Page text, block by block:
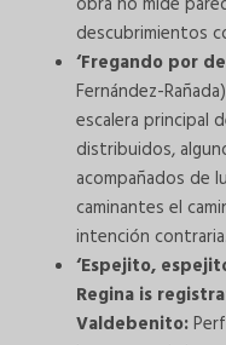
descubrimientos
‘Fregando por
Fernández-
escalera principal
distribuidos,
acompañados de
caminantes el
intención contraria.
‘Espejito,
Regina is
Valdebenito: